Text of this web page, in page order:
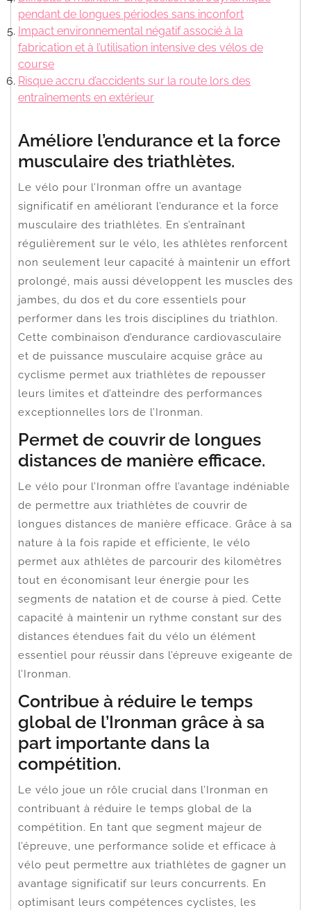
pendant de longues périodes sans inconfort
Impact environnemental négatif associé à la
fabrication et à l’utilisation intensive des vélos de
course
Risque accru d’accidents sur la route lors des
entraînements en extérieur
Améliore l’endurance et la force
musculaire des triathlètes.
Le vélo pour l’Ironman offre un avantage
significatif en améliorant l’endurance et la force
musculaire des triathlètes. En s’entraînant
régulièrement sur le vélo, les athlètes renforcent
non seulement leur capacité à maintenir un effort
prolongé, mais aussi développent les muscles des
jambes, du dos et du core essentiels pour
performer dans les trois disciplines du triathlon.
Cette combinaison d’endurance cardiovasculaire
et de puissance musculaire acquise grâce au
cyclisme permet aux triathlètes de repousser
leurs limites et d’atteindre des performances
exceptionnelles lors de l’Ironman.
Permet de couvrir de longues
distances de manière efficace.
Le vélo pour l’Ironman offre l’avantage indéniable
de permettre aux triathlètes de couvrir de
longues distances de manière efficace. Grâce à sa
nature à la fois rapide et efficiente, le vélo
permet aux athlètes de parcourir des kilomètres
tout en économisant leur énergie pour les
segments de natation et de course à pied. Cette
capacité à maintenir un rythme constant sur des
distances étendues fait du vélo un élément
essentiel pour réussir dans l’épreuve exigeante de
l’Ironman.
Contribue à réduire le temps
global de l’Ironman grâce à sa
part importante dans la
compétition.
Le vélo joue un rôle crucial dans l’Ironman en
contribuant à réduire le temps global de la
compétition. En tant que segment majeur de
l’épreuve, une performance solide et efficace à
vélo peut permettre aux triathlètes de gagner un
avantage significatif sur leurs concurrents. En
optimisant leurs compétences cyclistes, les